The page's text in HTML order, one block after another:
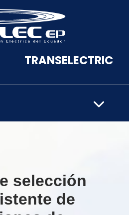
TRANSELECTRIC
selección
de